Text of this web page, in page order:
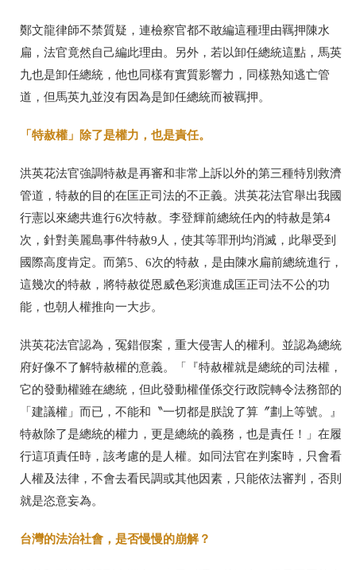
鄭文龍律師不禁質疑，連檢察官都不敢編這種理由羈押陳水
扁，法官竟然自己編此理由。另外，若以卸任總統這點，馬英
九也是卸任總統，他也同樣有實質影響力，同樣熟知逃亡管
道，但馬英九並沒有因為是卸任總統而被羈押。
「特赦權」除了是權力，也是責任。
洪英花法官強調特赦是再審和非常上訴以外的第三種特別救濟
管道，特赦的目的在匡正司法的不正義。洪英花法官舉出我國
行憲以來總共進行6次特赦。李登輝前總統任內的特赦是第4
次，針對美麗島事件特赦9人，使其等罪刑均消滅，此舉受到
國際高度肯定。而第5、6次的特赦，是由陳水扁前總統進行，
這幾次的特赦，將特赦從恩威色彩演進成匡正司法不公的功
能，也朝人權推向一大步。
洪英花法官認為，冤錯假案，重大侵害人的權利。並認為總統
府好像不了解特赦權的意義。「『特赦權就是總統的司法權，
它的發動權雖在總統，但此發動權僅係交行政院轉令法務部的
「建議權」而已，不能和〝一切都是朕說了算〞劃上等號。』
特赦除了是總統的權力，更是總統的義務，也是責任！」在履
行這項責任時，該考慮的是人權。如同法官在判案時，只會看
人權及法律，不會去看民調或其他因素，只能依法審判，否則
就是恣意妄為。
台灣的法治社會，是否慢慢的崩解？